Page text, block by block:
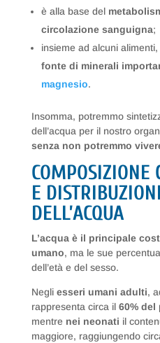
è alla base del
circolazione sanguigna;
insieme ad alcuni
fonte di minerali
magnesio.
Insomma, potremmo
dell’acqua per il nostro
senza non potremmo
COMPOSIZIONE
E
DELL’ACQUA
L’acqua è il principale
umano, ma le sue
dell’età e del sesso.
Negli esseri umani adulti,
rappresenta circa il 60% del
mentre nei neonati il
maggiore, raggiungendo